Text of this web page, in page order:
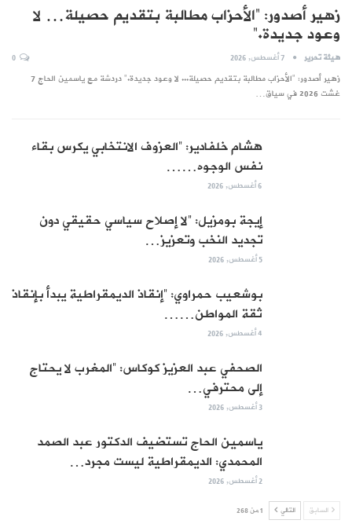
زهير أصدور: “الأحزاب مطالبة بتقديم حصيلة… لا
وعود جديدة.”
هيئة تحرير 7 أغسطس, 2026
زهير أصدور: "الأحزاب مطالبة بتقديم حصيلة... لا وعود جديدة." دردشة مع ياسمين الحاج 7
غشت 2026 في سياق…
هشام خلفادير: “العزوف الانتخابي يكرس بقاء
نفس الوجوه……
6 أغسطس, 2026
إيجة بومزيل: “لا إصلاح سياسي حقيقي دون
تجديد النخب وتعزيز…
5 أغسطس, 2026
بوشعيب حمراوي: “إنقاذ الديمقراطية يبدأ بإنقاذ
ثقة المواطن……
4 أغسطس, 2026
الصحفي عبد العزيز كوكاس: “المغرب لا يحتاج
إلى محترفي…
3 أغسطس, 2026
ياسمين الحاج تستضيف الدكتور عبد الصمد
المحمدي: الديمقراطية ليست مجرد…
2 أغسطس, 2026
السابق التالي 1 من 268